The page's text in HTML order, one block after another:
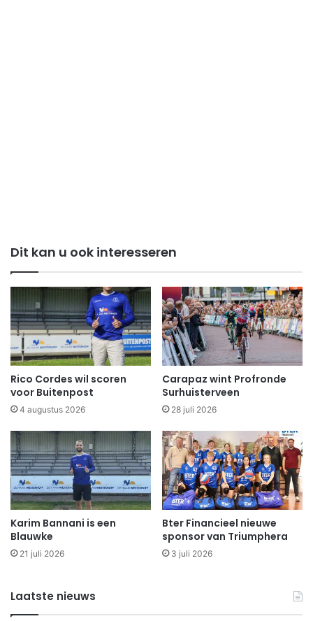
Dit kan u ook interesseren
Rico Cordes wil scoren
voor Buitenpost
4 augustus 2026
Carapaz wint Profronde
Surhuisterveen
28 juli 2026
Karim Bannani is een
Blauwke
21 juli 2026
Bter Financieel nieuwe
sponsor van Triumphera
3 juli 2026
Laatste nieuws